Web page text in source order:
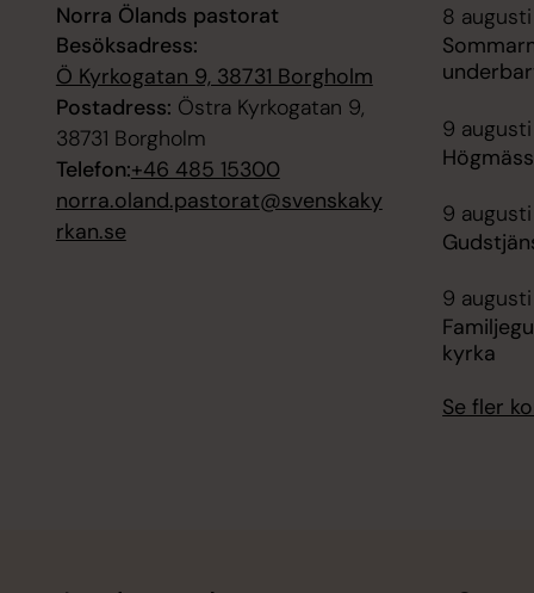
Norra Ölands pastorat
Besöksadress:
Ö Kyrkogatan 9, 38731 Borgholm
Postadress: Östra Kyrkogatan 9,
38731 Borgholm
Telefon:+46 485 15300
norra.oland.pastorat@svenskaky
rkan.se
8
9
9
9 augusti
kyrka
Se fler